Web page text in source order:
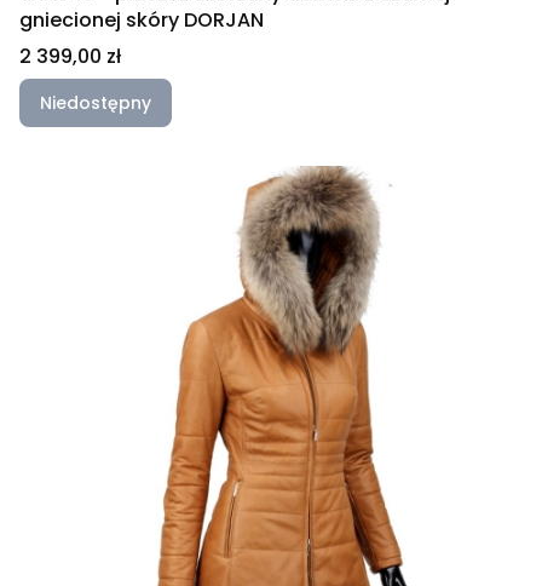
gniecionej skóry DORJAN
Cena
2 399,00 zł
Niedostępny